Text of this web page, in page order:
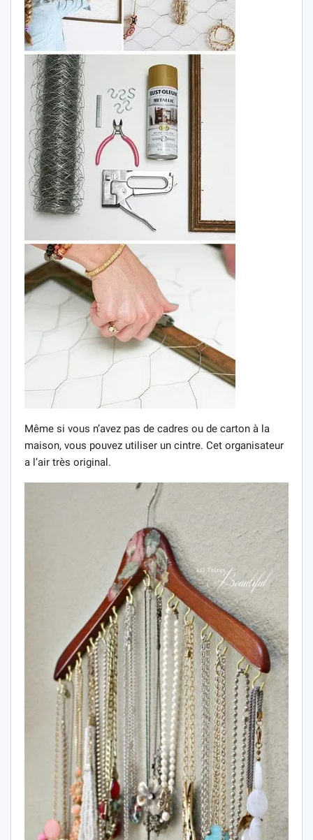
Même si vous n’avez pas de cadres ou de carton à la
maison, vous pouvez utiliser un cintre. Cet organisateur
a l’air très original.